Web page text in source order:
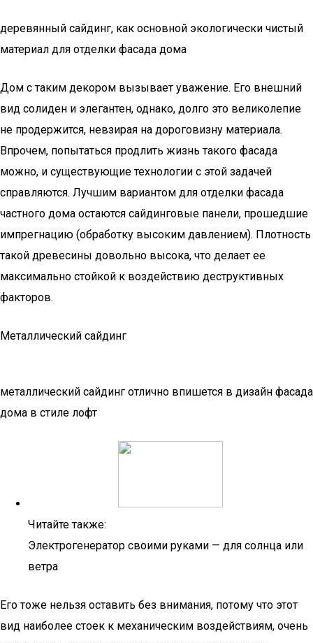
деревянный сайдинг, как основной экологически чистый
материал для отделки фасада дома
Дом с таким декором вызывает уважение. Его внешний
вид солиден и элегантен, однако, долго это великолепие
не продержится, невзирая на дороговизну материала.
Впрочем, попытаться продлить жизнь такого фасада
можно, и существующие технологии с этой задачей
справляются. Лучшим вариантом для отделки фасада
частного дома остаются сайдинговые панели, прошедшие
импрегнацию (обработку высоким давлением). Плотность
такой древесины довольно высока, что делает ее
максимально стойкой к воздействию деструктивных
факторов.
Металлический сайдинг
металлический сайдинг отлично впишется в дизайн фасада
дома в стиле лофт
Читайте также:
Электрогенератор своими руками — для солнца или
ветра
Его тоже нельзя оставить без внимания, потому что этот
вид наиболее стоек к механическим воздействиям, очень